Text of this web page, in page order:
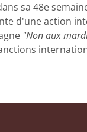
sa 48e
d'une action
"Non aux